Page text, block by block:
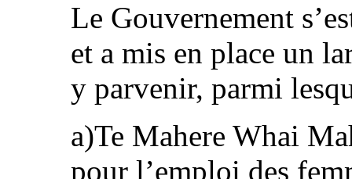
Le Gouvernement
et a mis en place un
y parvenir, parmi
a)Te Mahere Whai
pour l’emploi des